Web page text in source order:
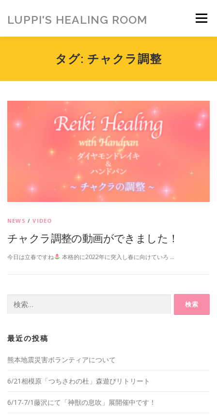
ッ
LUPPI'S HEALING ROOM メニュー
ご挨拶 MENU お客様の声
アメブロ お問い合わせ ご寄付のお願い
タグ: チャクラ調整
NEWS /VIDEO
チャクラ調整の動画ができました！
今日は立春ですね 本格的に2022年に突入し春に向けていろ …
索:
最近の投稿
熊本地震災害ボランティアについて
6/21相模原「つちさわの杜」森遊びリトリート
6/17-7/1藤沢にて「神獣の息吹」展開催中です！